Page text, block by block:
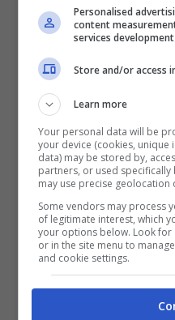
Gemma Galgani a Uomini
@gemmagalgani)
Personalised
content
services development
Store and/or access
Learn more
Your personal data will be
your device (cookies,
data) may be stored by,
partners, or used
may use precise geolocation
Some vendors may process
of legitimate interest, which
your options below. Look
or in the site menu to
and cookie settings.